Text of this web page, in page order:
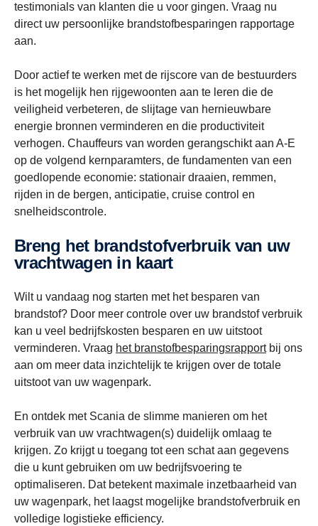
testimonials van klanten die u voor gingen. Vraag nu
direct uw persoonlijke brandstofbesparingen rapportage
aan.
Door actief te werken met de rijscore van de bestuurders
is het mogelijk hen rijgewoonten aan te leren die de
veiligheid verbeteren, de slijtage van hernieuwbare
energie bronnen verminderen en die productiviteit
verhogen. Chauffeurs van worden gerangschikt aan A-E
op de volgend kernparamters, de fundamenten van een
goedlopende economie: stationair draaien, remmen,
rijden in de bergen, anticipatie, cruise control en
snelheidscontrole.
Breng het brandstofverbruik van uw
vrachtwagen in kaart
Wilt u vandaag nog starten met het besparen van
brandstof? Door meer controle over uw brandstof verbruik
kan u veel bedrijfskosten besparen en uw uitstoot
verminderen. Vraag het branstofbesparingsrapportbij ons
aan om meer data inzichtelijk te krijgen over de totale
uitstoot van uw wagenpark.
En ontdek met Scania de slimme manieren om het
verbruik van uw vrachtwagen(s) duidelijk omlaag te
krijgen. Zo krijgt u toegang tot een schat aan gegevens
die u kunt gebruiken om uw bedrijfsvoering te
optimaliseren. Dat betekent maximale inzetbaarheid van
uw wagenpark, het laagst mogelijke brandstofverbruik en
volledige logistieke efficiency.